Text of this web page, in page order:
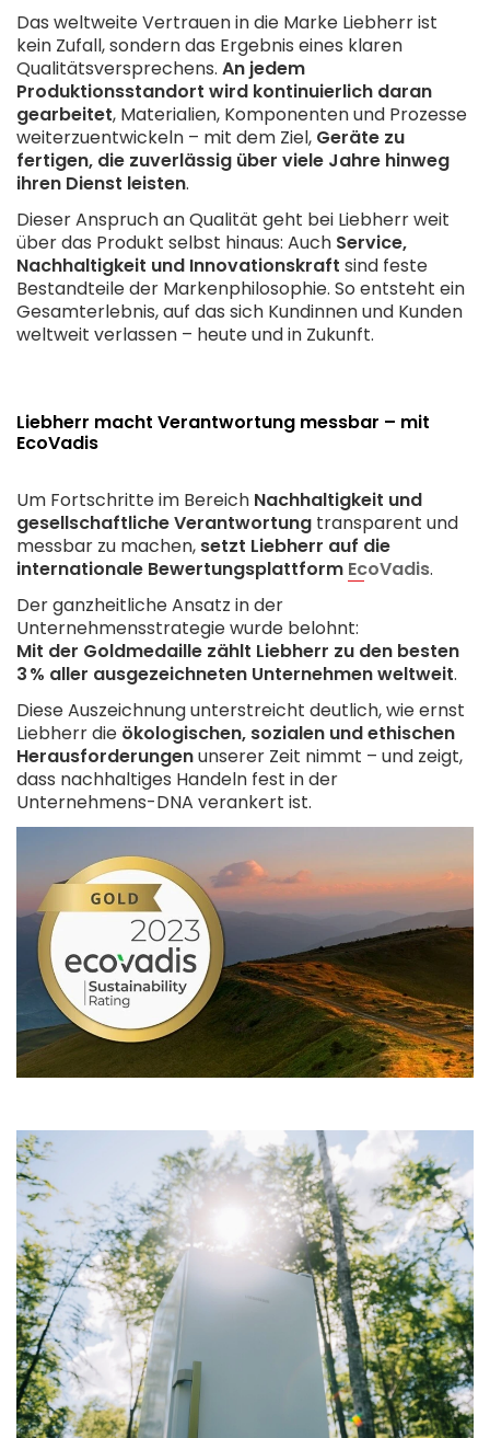
Das weltweite Vertrauen in die Marke Liebherr ist
kein Zufall, sondern das Ergebnis eines klaren
Qualitätsversprechens. An jedem
Produktionsstandort wird kontinuierlich daran
gearbeitet, Materialien, Komponenten und Prozesse
weiterzuentwickeln – mit dem Ziel, Geräte zu
fertigen, die zuverlässig über viele Jahre hinweg
ihren Dienst leisten.
Dieser Anspruch an Qualität geht bei Liebherr weit
über das Produkt selbst hinaus: Auch Service,
Nachhaltigkeit und Innovationskraft sind feste
Bestandteile der Markenphilosophie. So entsteht ein
Gesamterlebnis, auf das sich Kundinnen und Kunden
weltweit verlassen – heute und in Zukunft.
Liebherr macht Verantwortung messbar – mit
EcoVadis
Um Fortschritte im Bereich Nachhaltigkeit und
gesellschaftliche Verantwortung transparent und
messbar zu machen, setzt Liebherr auf die
internationale Bewertungsplattform EcoVadis.
Der ganzheitliche Ansatz in der
Unternehmensstrategie wurde belohnt:
Mit der Goldmedaille zählt Liebherr zu den besten
3 % aller ausgezeichneten Unternehmen weltweit.
Diese Auszeichnung unterstreicht deutlich, wie ernst
Liebherr die ökologischen, sozialen und ethischen
Herausforderungenunserer Zeit nimmt – und zeigt,
dass nachhaltiges Handeln fest in der
Unternehmens-DNA verankert ist.